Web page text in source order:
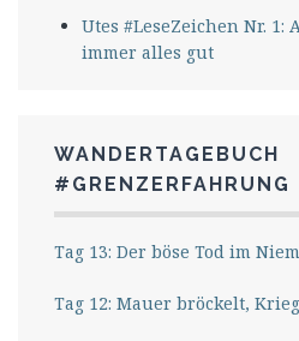
Utes #LeseZeichen Nr.
immer alles gut
WANDERTAGEBUCH
#GRENZERFAHRUNG
Tag 13: Der böse Tod im
Tag 12: Mauer bröckelt,